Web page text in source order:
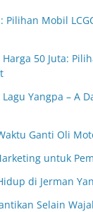
Pilihan Mobil
50 Juta:
Yangpa – A
Ganti Oli
untuk
di Jerman
Selain